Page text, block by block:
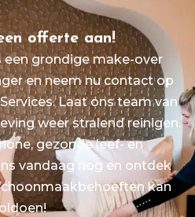
offerte aan!
grondige make-over
en neem nu contact op
Laat ons team van
weer stralend reinigen.
gezonde leef- en
vandaag nog en ontdek
kan